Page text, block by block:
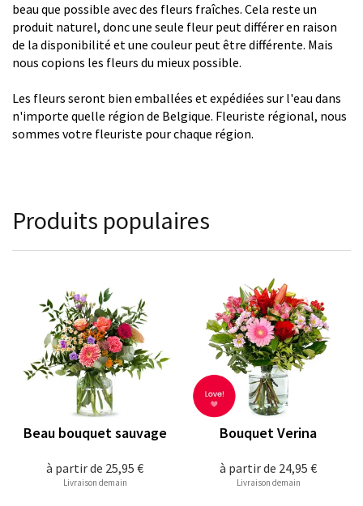
beau que possible avec des fleurs fraîches. Cela reste un
produit naturel, donc une seule fleur peut différer en raison
de la disponibilité et une couleur peut être différente. Mais
nous copions les fleurs du mieux possible.
Les fleurs seront bien emballées et expédiées sur l'eau dans
n'importe quelle région de Belgique. Fleuriste régional, nous
sommes votre fleuriste pour chaque région.
Produits populaires
à partir de 25,95 €
Beau bouquet sauvage
Livraison demain
à partir de 24,95 €
Bouquet Verina
Livraison demain